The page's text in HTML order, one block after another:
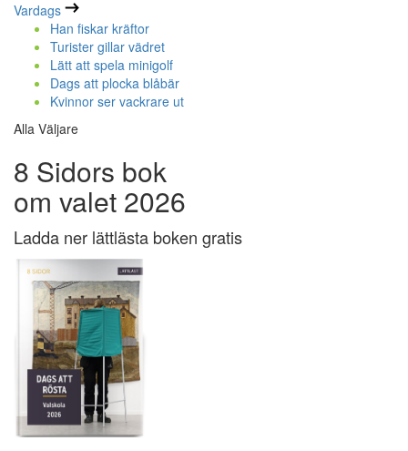
Vardags
Han fiskar kräftor
Turister gillar vädret
Lätt att spela minigolf
Dags att plocka blåbär
Kvinnor ser vackrare ut
Alla Väljare
8 Sidors bok
om valet 2026
Ladda ner lättlästa boken gratis